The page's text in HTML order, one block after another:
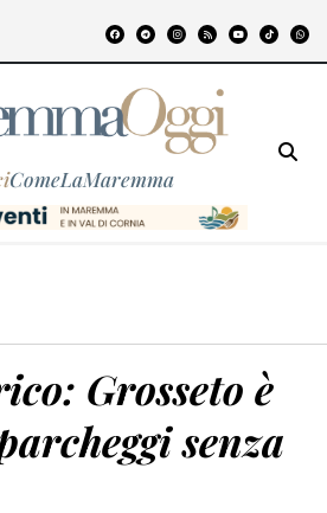
ComeLaMaremma
Grosseto è
senza